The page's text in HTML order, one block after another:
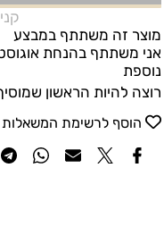
מוצר זה משתתף במבצע
אני משתתף בהנחת
נוספת
רוצה להיות הראשון
הוסף לרשימת המשאלות